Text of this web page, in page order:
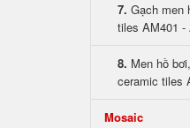
7. Gạch men
tiles AM401 -
8. Men hồ
ceramic tiles
Mosaic